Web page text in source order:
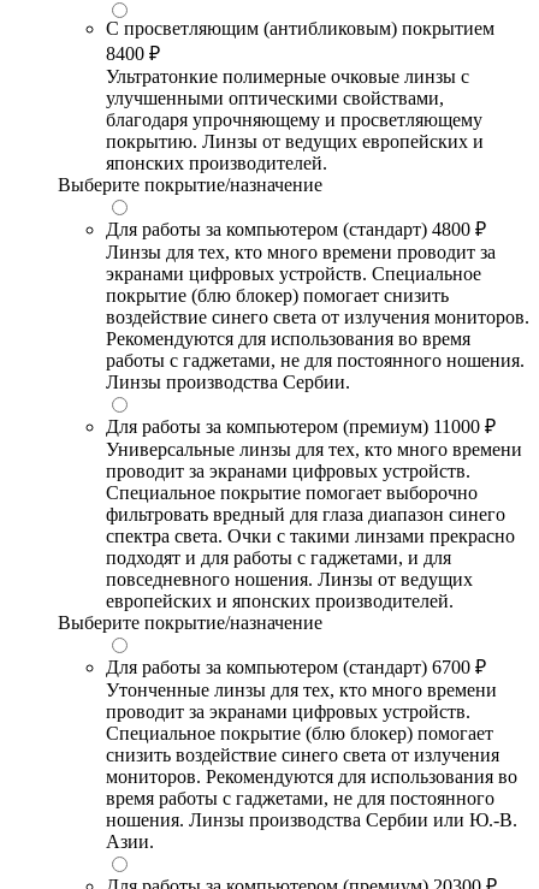
С просветляющим (антибликовым) покрытием
8400 ₽
Ультратонкие полимерные очковые линзы с
улучшенными оптическими свойствами,
благодаря упрочняющему и просветляющему
покрытию. Линзы от ведущих европейских и
японских производителей.
Выберите покрытие/назначение
Для работы за компьютером (стандарт) 4800 ₽
Линзы для тех, кто много времени проводит за
экранами цифровых устройств. Специальное
покрытие (блю блокер) помогает снизить
воздействие синего света от излучения мониторов.
Рекомендуются для использования во время
работы с гаджетами, не для постоянного ношения.
Линзы производства Сербии.
Для работы за компьютером (премиум) 11000 ₽
Универсальные линзы для тех, кто много времени
проводит за экранами цифровых устройств.
Специальное покрытие помогает выборочно
фильтровать вредный для глаза диапазон синего
спектра света. Очки с такими линзами прекрасно
подходят и для работы с гаджетами, и для
повседневного ношения. Линзы от ведущих
европейских и японских производителей.
Выберите покрытие/назначение
Для работы за компьютером (стандарт) 6700 ₽
Утонченные линзы для тех, кто много времени
проводит за экранами цифровых устройств.
Специальное покрытие (блю блокер) помогает
снизить воздействие синего света от излучения
мониторов. Рекомендуются для использования во
время работы с гаджетами, не для постоянного
ношения. Линзы производства Сербии или Ю.-В.
Азии.